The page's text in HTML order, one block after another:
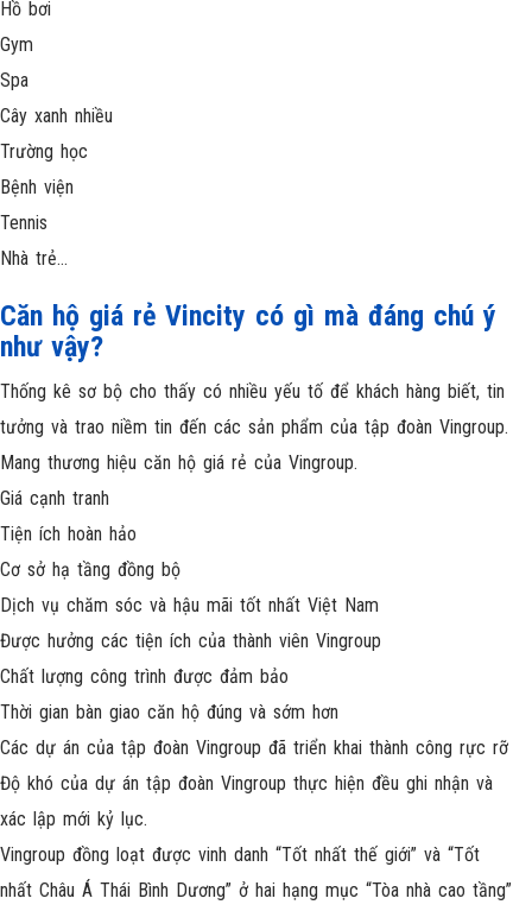
Hồ bơi
Gym
Spa
Cây xanh nhiều
Trường học
Bệnh viện
Tennis
Nhà trẻ…
Căn hộ giá rẻ Vincity có gì mà đáng chú ý
như vậy?
Thống kê sơ bộ cho thấy có nhiều yếu tố để khách hàng biết, tin
tưởng và trao niềm tin đến các sản phẩm của tập đoàn Vingroup.
Mang thương hiệu căn hộ giá rẻ của Vingroup.
Giá cạnh tranh
Tiện ích hoàn hảo
Cơ sở hạ tầng đồng bộ
Dịch vụ chăm sóc và hậu mãi tốt nhất Việt Nam
Được hưởng các tiện ích của thành viên Vingroup
Chất lượng công trình được đảm bảo
Thời gian bàn giao căn hộ đúng và sớm hơn
Các dự án của tập đoàn Vingroup đã triển khai thành công rực rỡ
Độ khó của dự án tập đoàn Vingroup thực hiện đều ghi nhận và
xác lập mới kỷ lục.
Vingroup đồng loạt được vinh danh “Tốt nhất thế giới” và “Tốt
nhất Châu Á Thái Bình Dương” ở hai hạng mục “Tòa nhà cao tầng”